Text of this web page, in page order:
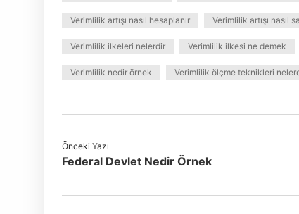
Verimlilik artışı nasıl hesaplanır Verimlilik artışı nasıl
Verimlilik ilkeleri nelerdir Verimlilik ilkesi ne demek
Verimlilik nedir örnek Verimlilik ölçme teknikleri
Önceki Yazı
Federal Devlet Nedir Örnek